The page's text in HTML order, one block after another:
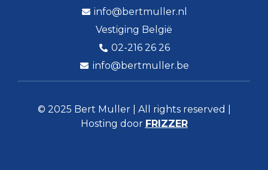
info@bertmuller.nl
Vestiging België
02-216 26 26
info@bertmuller.be
© 2025 Bert Muller | All rights reserved |
Hosting door FRIZZER